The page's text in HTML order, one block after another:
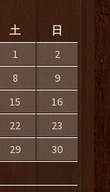
土 日
1
2
8
9
15
16
22
23
29
30